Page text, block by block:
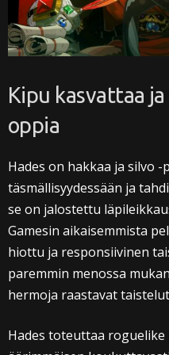
Kipu kasvattaa
oppia
Hades on hakkaa ja silvo -
täsmällisyydessään ja
se on jalostettu
Gamesin aikaisemmista
hiottu ja responsiivinen
paremmin menossa
hermoja raastavat
Hades toteuttaa